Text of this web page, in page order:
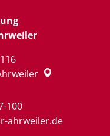
100
ahrweiler.de